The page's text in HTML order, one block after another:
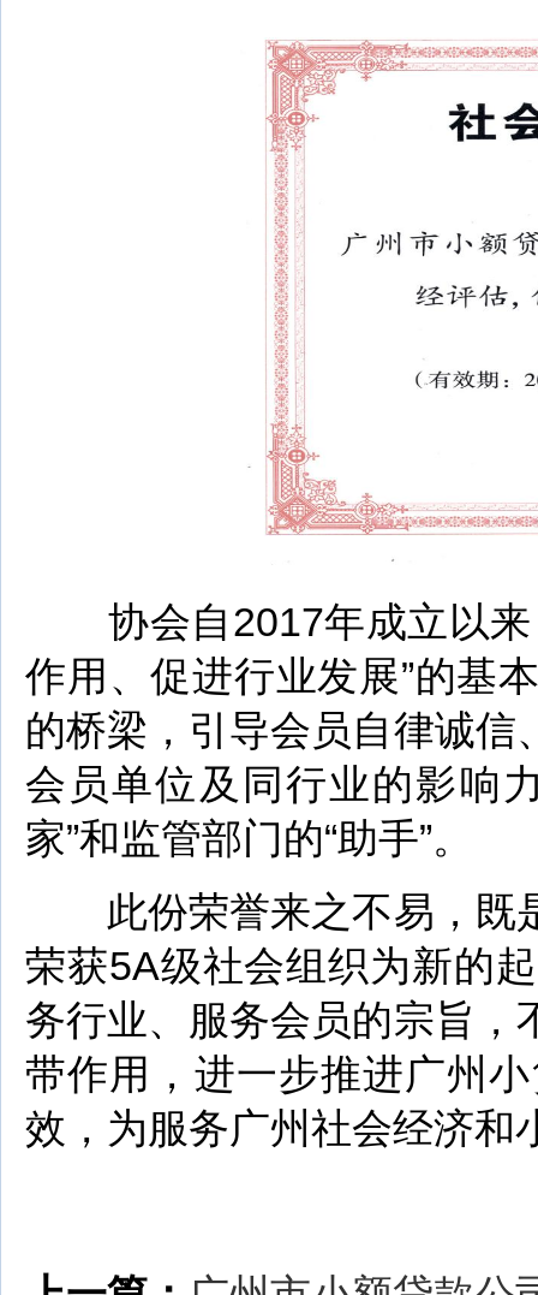
协会自2017年成立以来
作用、促进行业发展”的基
的桥梁，引导会员自律诚信
会员单位及同行业的影响
家”和监管部门的“助手”。
此份荣誉来之不易，既是
荣获5A级社会组织为新的
务行业、服务会员的宗旨，
带作用，进一步推进广州
效，为服务广州社会经济和